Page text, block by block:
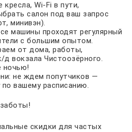
Wi-Fi в пути,
салон под ваш запрос
минивэн).
машины проходят регулярный
с большим опытом.
от дома, работы,
д вокзала Чистоозёрного.
ночью!
не ждем попутчиков —
вашему расписанию.
скидки для частых